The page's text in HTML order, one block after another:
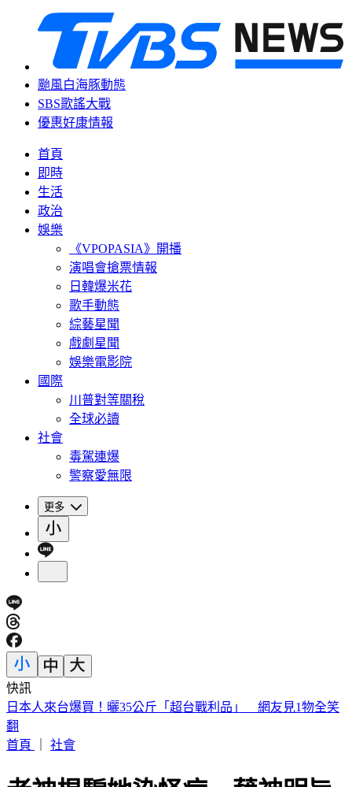
颱風白海豚動態
SBS歌謠大戰
優惠好康情報
首頁
即時
生活
政治
娛樂
《VPOPASIA》開播
演唱會搶票情報
日韓爆米花
歌手動態
綜藝星聞
戲劇星聞
娛樂電影院
國際
川普對等關稅
全球必讀
社會
毒駕連爆
警察愛無限
更多
快訊
白海豚颱風「紮實雨帶」又來了！鄭明典急籲：晚上別出門
首頁
老神棍騙她染怪病 藉神明旨